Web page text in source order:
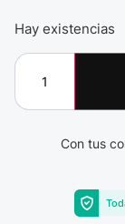
Hay existencias
Con tus